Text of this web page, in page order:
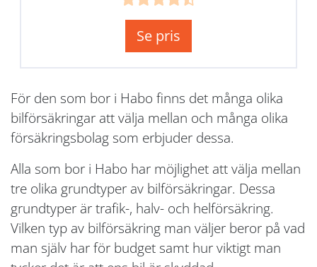
Se pris
För den som bor i Habo finns det många olika
bilförsäkringar att välja mellan och många olika
försäkringsbolag som erbjuder dessa.
Alla som bor i Habo har möjlighet att välja mellan
tre olika grundtyper av bilförsäkringar. Dessa
grundtyper är trafik-, halv- och helförsäkring.
Vilken typ av bilförsäkring man väljer beror på vad
man själv har för budget samt hur viktigt man